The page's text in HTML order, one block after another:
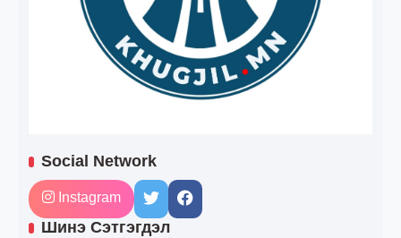
Social Network
Instagram
Шинэ Сэтгэгдэл